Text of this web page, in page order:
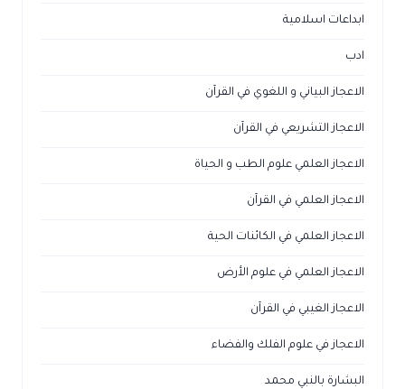
ابداعات اسلامية
ادب
الاعجاز البياني و اللغوي في القرآن
الاعجاز التشريعي في القرآن
الاعجاز العلمي علوم الطب و الحياة
الاعجاز العلمي في القرآن
الاعجاز العلمي في الكائنات الحية
الاعجاز العلمي في علوم الأرض
الاعجاز الغيبي في القرآن
الاعجاز في علوم الفلك والفضاء
البشارة بالنبي محمد